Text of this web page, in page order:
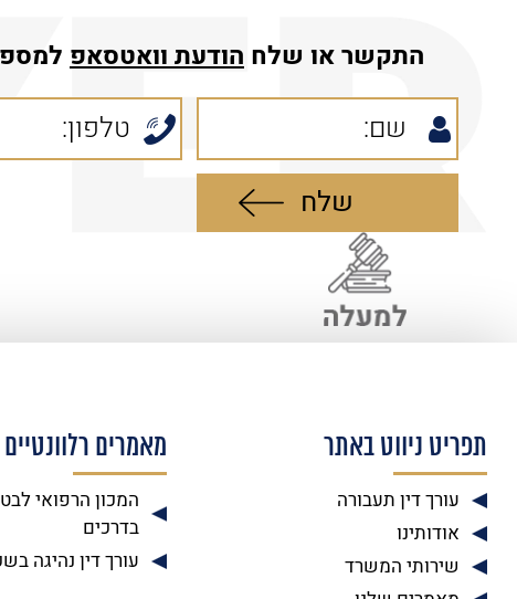
התקשר או שלח הודעת וואטסאפ
תפריט ניווט באתר
עורך דין תעבורה
אודותינו
שירותי המשרד
מאמרים רלוונטיים
המכון הרפואי
בדרכים
עורך דין נהיגה